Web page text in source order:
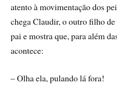
atento à movimentação dos
chega Claudir, o outro filho
pai e mostra que, para além
acontece:
– Olha ela, pulando lá fora!